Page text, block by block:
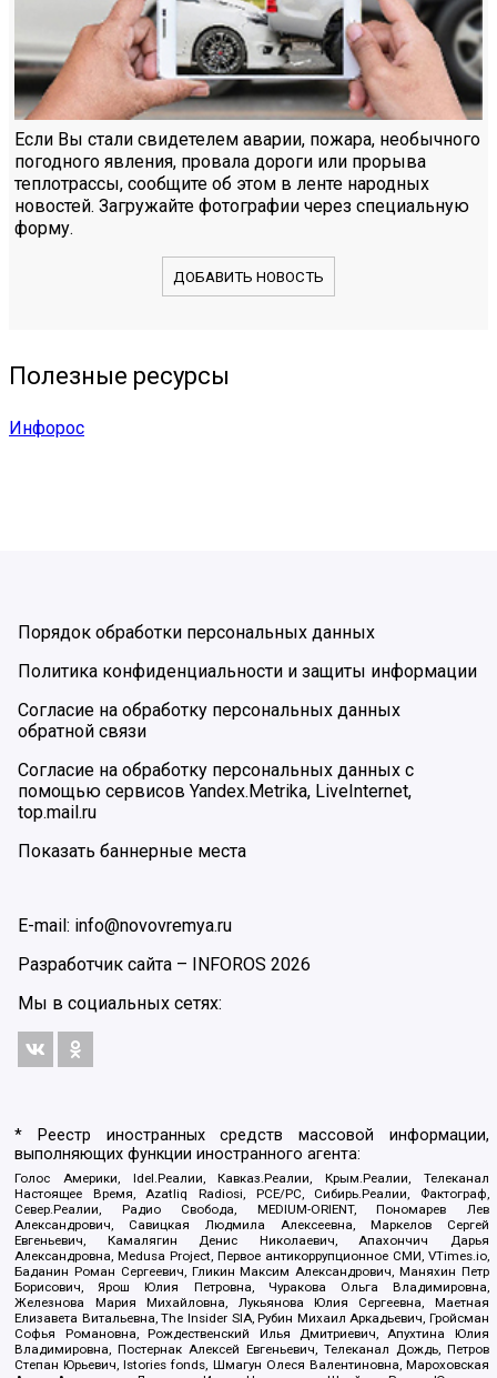
Если Вы стали свидетелем аварии, пожара, необычного
погодного явления, провала дороги или прорыва
теплотрассы, сообщите об этом в ленте народных
новостей. Загружайте фотографии через специальную
форму.
ДОБАВИТЬ НОВОСТЬ
Полезные ресурсы
Инфорос
Порядок обработки персональных данных
Политика конфиденциальности и защиты информации
Согласие на обработку персональных данных
обратной связи
Согласие на обработку персональных данных с
помощью сервисов Yandex.Metrika, LiveInternet,
top.mail.ru
Показать баннерные места
E-mail: info@novovremya.ru
Разработчик сайта – INFOROS 2026
Мы в социальных сетях:
* Реестр иностранных средств массовой информации,
выполняющих функции иностранного агента:
Голос Америки, Idel.Реалии, Кавказ.Реалии, Крым.Реалии, Телеканал
Настоящее Время, Azatliq Radiosi, PCE/PC, Сибирь.Реалии, Фактограф,
Север.Реалии, Радио Свобода, MEDIUM-ORIENT, Пономарев Лев
Александрович, Савицкая Людмила Алексеевна, Маркелов Сергей
Евгеньевич, Камалягин Денис Николаевич, Апахончич Дарья
Александровна, Medusa Project, Первое антикоррупционное СМИ, VTimes.io,
Баданин Роман Сергеевич, Гликин Максим Александрович, Маняхин Петр
Борисович, Ярош Юлия Петровна, Чуракова Ольга Владимировна,
Железнова Мария Михайловна, Лукьянова Юлия Сергеевна, Маетная
Елизавета Витальевна, The Insider SIA, Рубин Михаил Аркадьевич, Гройсман
Софья Романовна, Рождественский Илья Дмитриевич, Апухтина Юлия
Владимировна, Постернак Алексей Евгеньевич, Телеканал Дождь, Петров
Степан Юрьевич, Istories fonds, Шмагун Олеся Валентиновна, Мароховская